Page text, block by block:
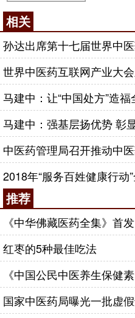
相关
孙达出席第十七届世界中
世界中医药互联网产业大
马建中：让“中国处方”造
马建中：强基层扬优势 彰
中医药管理局召开推动中
2018年“服务百姓健康行动
推荐
《中华佛藏医药全集》首发
红枣的5种最佳吃法
《中国公民中医养生保健
国家中医药局曝光一批虚